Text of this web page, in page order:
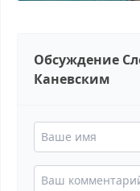
Обсуждение
Каневским